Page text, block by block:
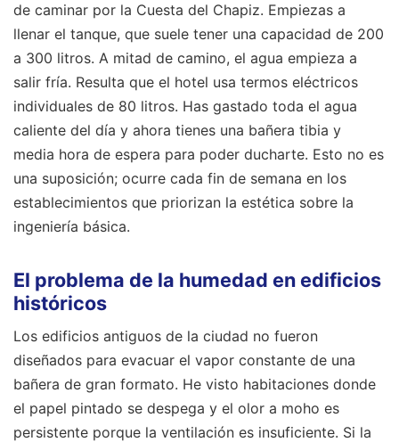
de caminar por la Cuesta del Chapiz. Empiezas a
llenar el tanque, que suele tener una capacidad de 200
a 300 litros. A mitad de camino, el agua empieza a
salir fría. Resulta que el hotel usa termos eléctricos
individuales de 80 litros. Has gastado toda el agua
caliente del día y ahora tienes una bañera tibia y
media hora de espera para poder ducharte. Esto no es
una suposición; ocurre cada fin de semana en los
establecimientos que priorizan la estética sobre la
ingeniería básica.
El problema de la humedad en edificios
históricos
Los edificios antiguos de la ciudad no fueron
diseñados para evacuar el vapor constante de una
bañera de gran formato. He visto habitaciones donde
el papel pintado se despega y el olor a moho es
persistente porque la ventilación es insuficiente. Si la